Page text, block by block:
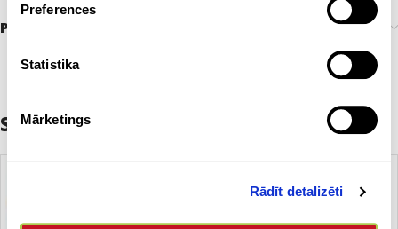
Preferences
Statistika
Mārketings
Rādīt detalizēti
Preces pasūtīšana un piegāde
Saistītie produkti